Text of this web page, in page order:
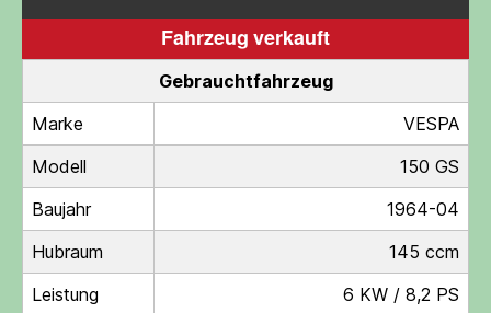
Fahrzeug verkauft
Gebrauchtfahrzeug
Marke
VESPA
Modell
150 GS
Baujahr
1964-04
Hubraum
145 ccm
Leistung
6 KW / 8,2 PS